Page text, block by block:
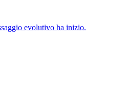
evolutivo ha inizio.